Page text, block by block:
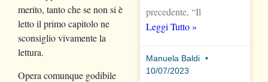
merito, tanto che se non si è
letto il primo capitolo ne
sconsiglio vivamente la
lettura.
Opera comunque godibile
precedente, “Il
Leggi Tutto »
Manuela Baldi
10/07/2023